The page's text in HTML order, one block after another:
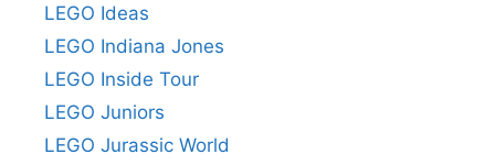
LEGO Ideas
LEGO Indiana Jones
LEGO Inside Tour
LEGO Juniors
LEGO Jurassic World